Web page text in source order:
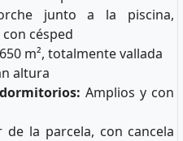
junto a la piscina,
césped
650 m², totalmente vallada
altura
Amplios y con
de la parcela, con cancela